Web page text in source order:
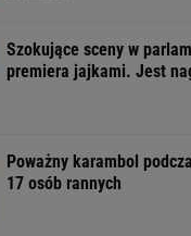
Szokujące sceny w
premiera jajkami. Jest
Poważny karambol
17 osób rannych